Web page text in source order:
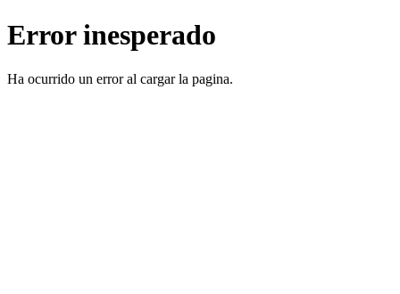
Error inesperado
Ha ocurrido un error al cargar la pagina.